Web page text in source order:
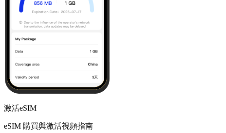
激活eSIM
eSIM 購買與激活視頻指南